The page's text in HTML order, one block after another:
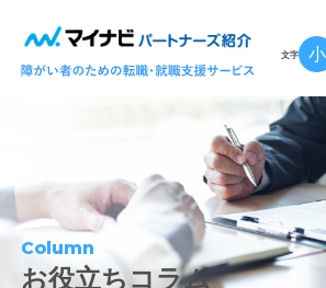
文字 小
Column
お役立ちコラム